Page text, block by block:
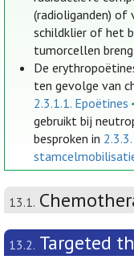
(radioliganden) of
schildklier of het
tumorcellen
De
ten gevolge van
2.3.1.1. Epoëtines
gebruikt bij
besproken in
13.1.
13.2. Targeted